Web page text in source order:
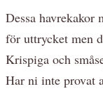
Dessa havrekakor
för uttrycket men
Krispiga och
Har ni inte provat